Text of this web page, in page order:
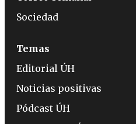
Sociedad
Temas
Editorial ÚH
Noticias positivas
Pódcast ÚH